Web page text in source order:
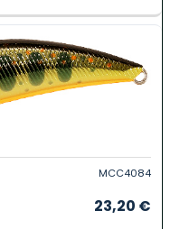
MCC4084
23,20 €